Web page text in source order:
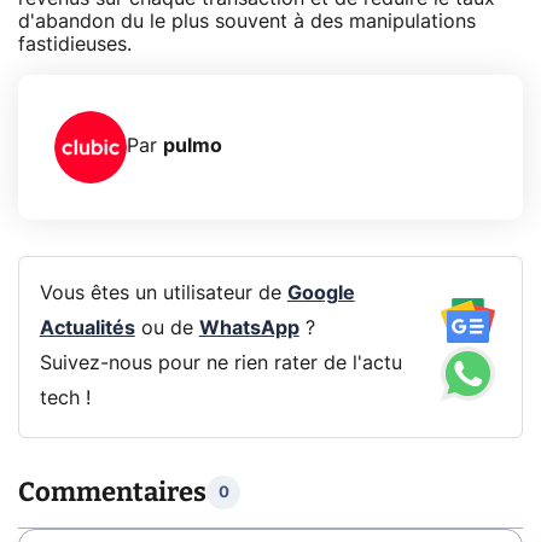
d'abandon du le plus souvent à des manipulations
fastidieuses.
Par pulmo
Vous êtes un utilisateur de Google
Actualitésou de WhatsApp?
Suivez-nous pour ne rien rater de l'actu
tech !
Commentaires 0